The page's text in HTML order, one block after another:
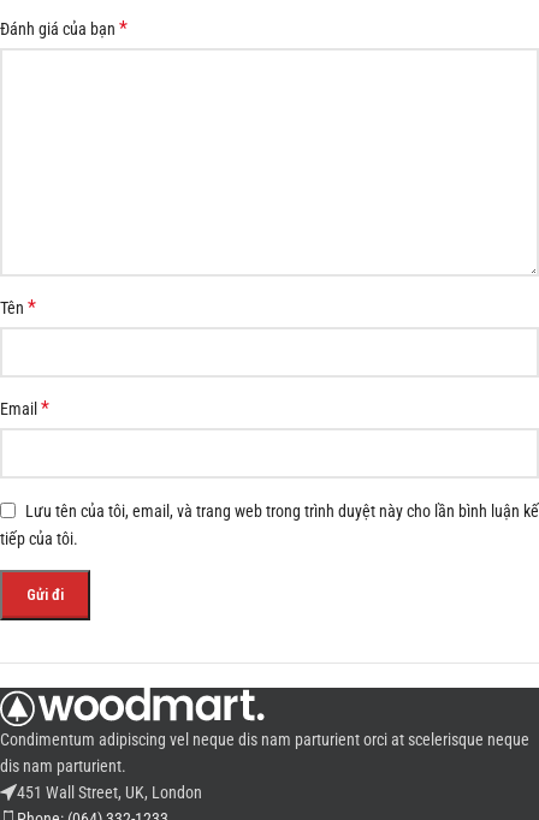
Đánh giá của bạn *
Tên *
Email*
Lưu tên của tôi, email, và trang web trong trình duyệt này cho lần bình luận kế
tiếp của tôi.
Condimentum adipiscing vel neque dis nam parturient orci at scelerisque neque
dis nam parturient.
451 Wall Street, UK, London